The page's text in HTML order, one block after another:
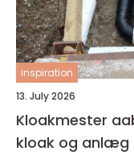
inspiration
13. July 2026
Kloakmester aabenraa
kloak og anlæg